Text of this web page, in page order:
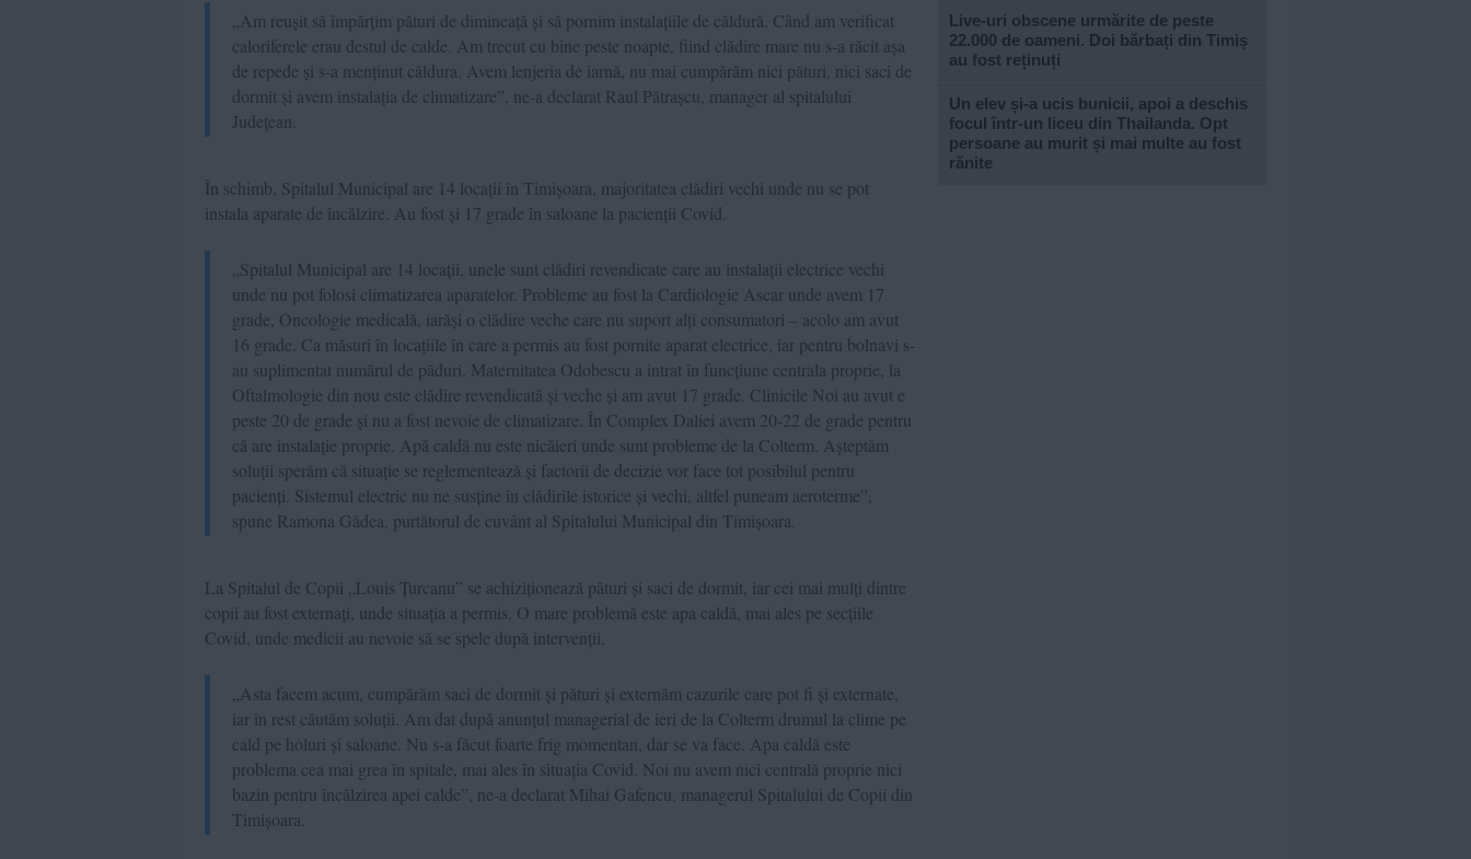
„Am reușit să împărțim pături de dimineață și să pornim instalațiile de căldură. Când am verificat
caloriferele erau destul de calde. Am trecut cu bine peste noapte, fiind clădire mare nu s-a răcit așa
de repede și s-a menținut căldura. Avem lenjeria de iarnă, nu mai cumpărăm nici pături, nici saci de
dormit și avem instalația de climatizare”, ne-a declarat Raul Pătrașcu, manager al spitalului
Județean.
În schimb, Spitalul Municipal are 14 locații în Timișoara, majoritatea clădiri vechi unde nu se pot
instala aparate de încălzire. Au fost și 17 grade în saloane la pacienții Covid.
„Spitalul Municipal are 14 locații, unele sunt clădiri revendicate care au instalații electrice vechi
unde nu pot folosi climatizarea aparatelor. Probleme au fost la Cardiologie Ascar unde avem 17
grade, Oncologie medicală, iarăși o clădire veche care nu suport alți consumatori – acolo am avut
16 grade. Ca măsuri în locațiile în care a permis au fost pornite aparat electrice, iar pentru bolnavi s-
au suplimentat numărul de păduri. Maternitatea Odobescu a intrat în funcțiune centrala proprie, la
Oftalmologie din nou este clădire revendicată și veche și am avut 17 grade. Clinicile Noi au avut e
peste 20 de grade și nu a fost nevoie de climatizare. În Complex Daliei avem 20-22 de grade pentru
că are instalație proprie. Apă caldă nu este nicăieri unde sunt probleme de la Colterm. Așteptăm
soluții sperăm că situație se reglementează și factorii de decizie vor face tot posibilul pentru
pacienți. Sistemul electric nu ne susține în clădirile istorice și vechi, altfel puneam aeroterme”,
spune Ramona Gâdea, purtătorul de cuvânt al Spitalului Municipal din Timișoara.
La Spitalul de Copii „Louis Țurcanu” se achiziționează pături și saci de dormit, iar cei mai mulți dintre
copii au fost externați, unde situația a permis. O mare problemă este apa caldă, mai ales pe secțiile
Covid, unde medicii au nevoie să se spele după intervenții.
„Asta facem acum, cumpărăm saci de dormit și pături și externăm cazurile care pot fi și externate,
iar în rest căutăm soluții. Am dat după anunțul managerial de ieri de la Colterm drumul la clime pe
cald pe holuri și saloane. Nu s-a făcut foarte frig momentan, dar se va face. Apa caldă este
problema cea mai grea în spitale, mai ales în situația Covid. Noi nu avem nici centrală proprie nici
bazin pentru încălzirea apei calde”, ne-a declarat Mihai Gafencu, managerul Spitalului de Copii din
Timișoara.
Live-uri obscene urmărite de peste
22.000 de oameni. Doi bărbați din Timiș
au fost reținuți
Un elev și-a ucis bunicii, apoi a deschis
focul într-un liceu din Thailanda. Opt
persoane au murit și mai multe au fost
rănite